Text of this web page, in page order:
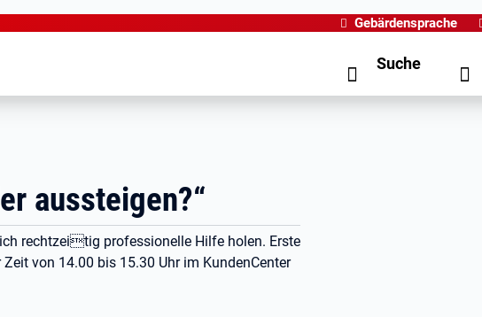
Gebärdensprache
Suche
aussteigen?“
rechtzeitig professionelle Hilfe holen. Erste
von 14.00 bis 15.30 Uhr im KundenCenter